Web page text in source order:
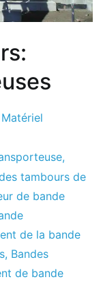
Matériel
,
tambours de
de bande
de la bande
, Bandes
de bande